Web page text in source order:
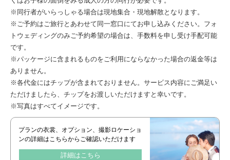
※同行者がいらっしゃる場合は現地集合・現地解散となります。
※ご予約はご旅行とあわせて同一窓口にてお申し込みください。フォ
トウェディングのみご予約希望の場合は、手数料を申し受け手配可能
です。
※パッケージに含まれるものをご利用にならなかった場合の返金等は
ありません。
※各代金にはチップが含まれておりません。サービス内容にご満足い
ただけましたら、チップをお渡しいただけますと幸いです。
※写真はすべてイメージです。
プランの衣裳、オプション、撮影ロケーショ
ンの詳細はこちらからご確認いただけます
詳細はこちら